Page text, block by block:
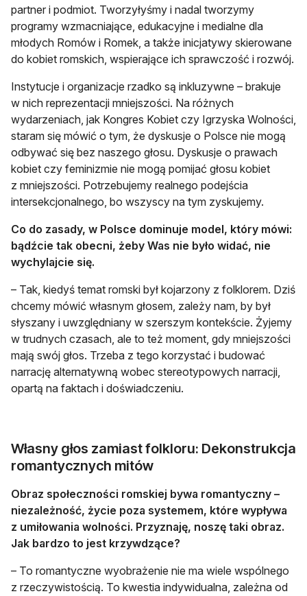
partner i podmiot. Tworzyłyśmy i nadal tworzymy
programy wzmacniające, edukacyjne i medialne dla
młodych Romów i Romek, a także inicjatywy skierowane
do kobiet romskich, wspierające ich sprawczość i rozwój.
Instytucje i organizacje rzadko są inkluzywne – brakuje
w nich reprezentacji mniejszości. Na różnych
wydarzeniach, jak Kongres Kobiet czy Igrzyska Wolności,
staram się mówić o tym, że dyskusje o Polsce nie mogą
odbywać się bez naszego głosu. Dyskusje o prawach
kobiet czy feminizmie nie mogą pomijać głosu kobiet
z mniejszości. Potrzebujemy realnego podejścia
intersekcjonalnego, bo wszyscy na tym zyskujemy.
Co do zasady, w Polsce dominuje model, który mówi:
bądźcie tak obecni, żeby Was nie było widać, nie
wychylajcie się.
– Tak, kiedyś temat romski był kojarzony z folklorem. Dziś
chcemy mówić własnym głosem, zależy nam, by był
słyszany i uwzględniany w szerszym kontekście. Żyjemy
w trudnych czasach, ale to też moment, gdy mniejszości
mają swój głos. Trzeba z tego korzystać i budować
narrację alternatywną wobec stereotypowych narracji,
opartą na faktach i doświadczeniu.
Własny głos zamiast folkloru: Dekonstrukcja
romantycznych mitów
Obraz społeczności romskiej bywa romantyczny –
niezależność, życie poza systemem, które wypływa
z umiłowania wolności. Przyznaję, noszę taki obraz.
Jak bardzo to jest krzywdzące?
– To romantyczne wyobrażenie nie ma wiele wspólnego
z rzeczywistością. To kwestia indywidualna, zależna od